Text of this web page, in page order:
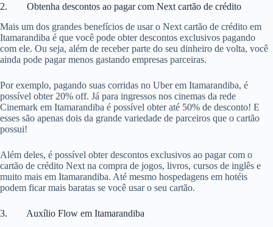
2. Obtenha descontos ao pagar com Next cartão de crédito
Mais um dos grandes benefícios de usar o Next cartão de crédito em
Itamarandiba é que você pode obter descontos exclusivos pagando
com ele. Ou seja, além de receber parte do seu dinheiro de volta, você
ainda pode pagar menos gastando empresas parceiras.
Por exemplo, pagando suas corridas no Uber em Itamarandiba, é
possível obter 20% off. Já para ingressos nos cinemas da rede
Cinemark em Itamarandiba é possível obter até 50% de desconto! E
esses são apenas dois da grande variedade de parceiros que o cartão
possui!
Além deles, é possível obter descontos exclusivos ao pagar com o
cartão de crédito Next na compra de jogos, livros, cursos de inglês e
muito mais em Itamarandiba. Até mesmo hospedagens em hotéis
podem ficar mais baratas se você usar o seu cartão.
3. Auxílio Flow em Itamarandiba